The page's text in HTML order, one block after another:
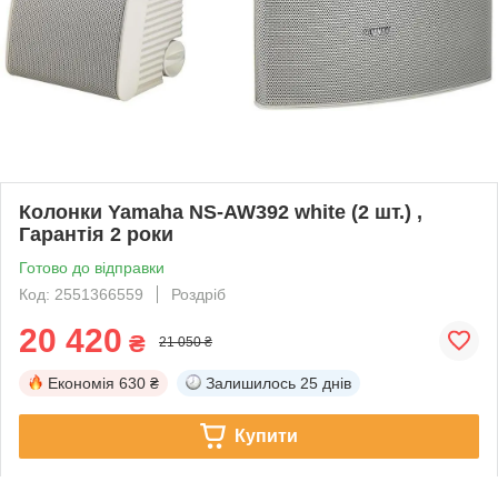
Колонки Yamaha NS-AW392 white (2 шт.) ,
Гарантія 2 роки
Готово до відправки
Код: 2551366559
Роздріб
20 420 ₴ 21 050 ₴
Економія 630 ₴ Залишилось 25 днів
Купити